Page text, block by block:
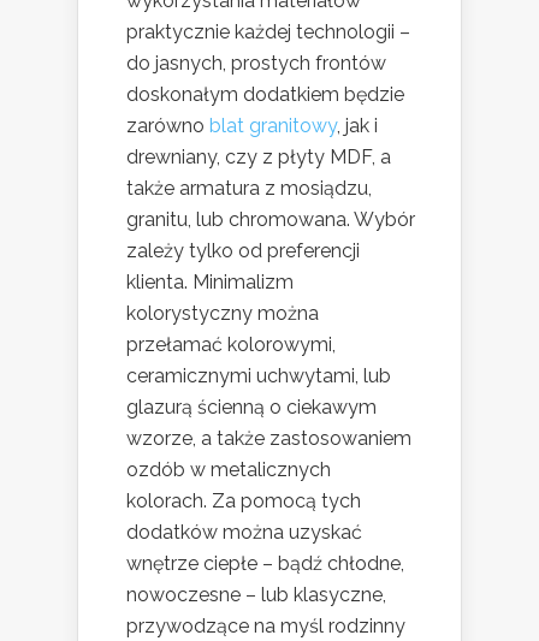
praktycznie każdej technologii –
do jasnych, prostych frontów
doskonałym dodatkiem będzie
zarówno blat granitowy, jak i
drewniany, czy z płyty MDF, a
także armatura z mosiądzu,
granitu, lub chromowana. Wybór
zależy tylko od preferencji
klienta. Minimalizm
kolorystyczny można
przełamać kolorowymi,
ceramicznymi uchwytami, lub
glazurą ścienną o ciekawym
wzorze, a także zastosowaniem
ozdób w metalicznych
kolorach. Za pomocą tych
dodatków można uzyskać
wnętrze ciepłe – bądź chłodne,
nowoczesne – lub klasyczne,
przywodzące na myśl rodzinny